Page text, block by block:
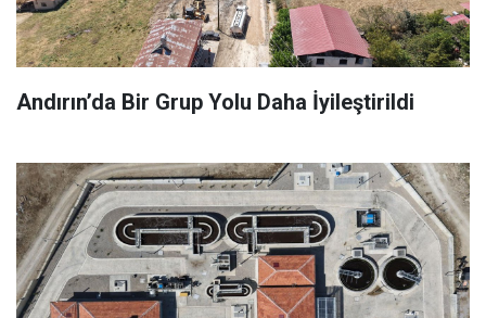
Andırın’da Bir Grup Yolu Daha İyileştirildi